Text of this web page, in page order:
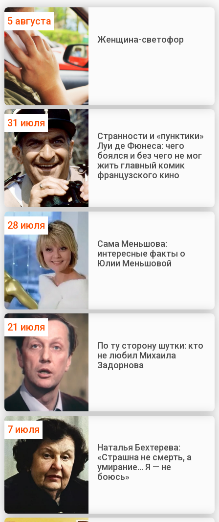
5 августа
Женщина-светофор
31 июля
Странности и «пунктики»
Луи де Фюнеса: чего
боялся и без чего не мог
жить главный комик
французского кино
28 июля
Сама Меньшова:
интересные факты о
Юлии Меньшовой
21 июля
По ту сторону шутки: кто
не любил Михаила
Задорнова
7 июля
Наталья Бехтерева:
«Страшна не смерть, а
умирание... Я — не
боюсь»